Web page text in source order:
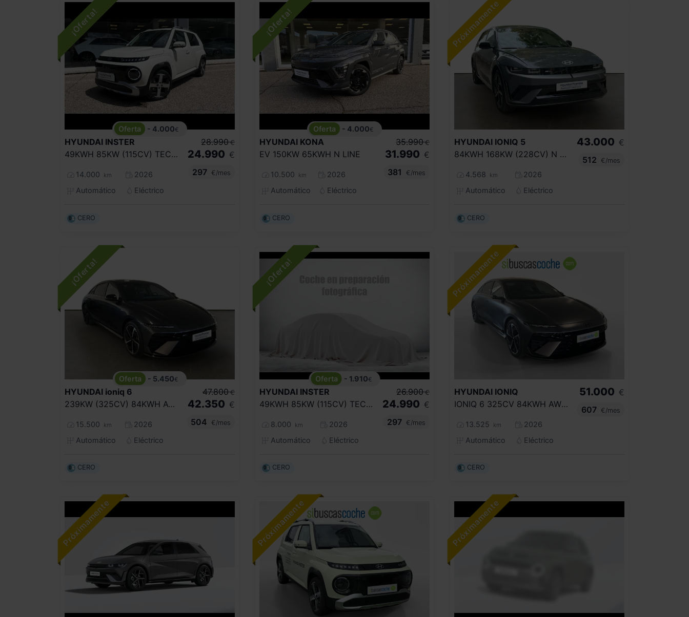
- 4.000€
HYUNDAI INSTER
49KWH 85KW (115CV) TECNO
14.000 km
2026
Automático
Eléctrico
28.990 €
24.990 €
297
€/mes
CERO
- 4.000€
HYUNDAI KONA
EV 150KW 65KWH N LINE
10.500 km
2026
Automático
Eléctrico
35.990 €
31.990 €
381
€/mes
CERO
HYUNDAI IONIQ 5
84KWH 168KW (228CV) N LINE RWD
4.568 km
2026
Automático
Eléctrico
43.000 €
512
€/mes
CERO
- 5.450€
HYUNDAI ioniq 6
239KW (325CV) 84KWH AWD N LINE
15.500 km
2026
Automático
Eléctrico
47.800 €
42.350 €
504
€/mes
CERO
- 1.910€
HYUNDAI INSTER
49KWH 85KW (115CV) TECNO
8.000 km
2026
Automático
Eléctrico
26.900 €
24.990 €
297
€/mes
CERO
HYUNDAI IONIQ
IONIQ 6 325CV 84KWH AWD N LINE X
13.525 km
2026
Automático
Eléctrico
51.000 €
607
€/mes
CERO